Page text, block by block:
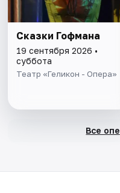
Сказки Гофмана
19 сентября 2026 •
суббота
Театр «Геликон - Опера»
Все